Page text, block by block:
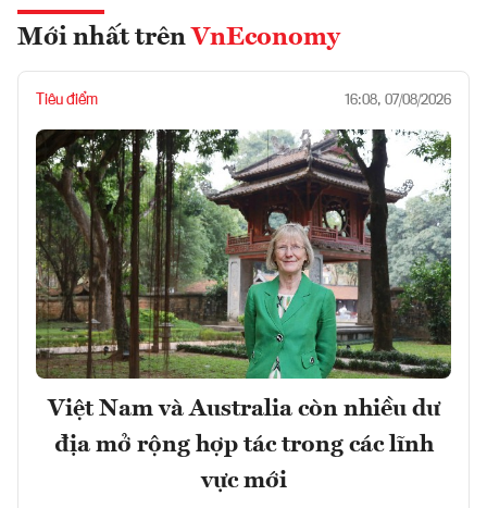
Mới nhất trên VnEconomy
Tiêu điểm 16:08, 07/08/2026
Việt Nam và Australia còn nhiều dư
địa mở rộng hợp tác trong các lĩnh
vực mới